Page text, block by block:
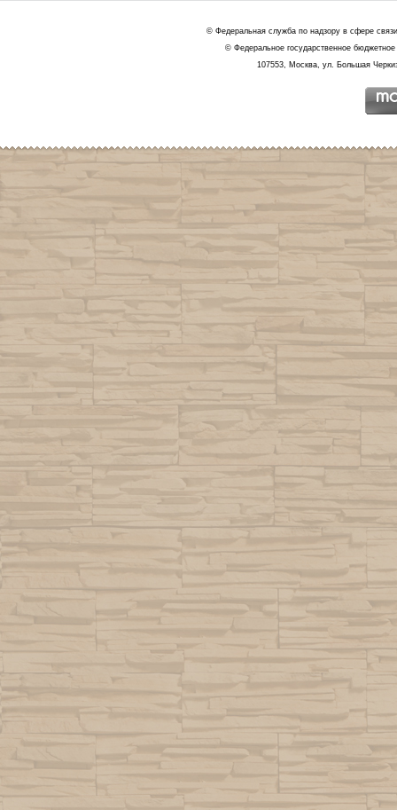
© Федеральная служба по надзору в сфере
© Федеральное государственное
107553, Москва, ул. Большая